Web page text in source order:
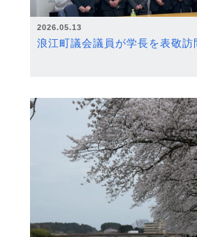
2026.05.13
浪江町議会議員が学長を表敬訪